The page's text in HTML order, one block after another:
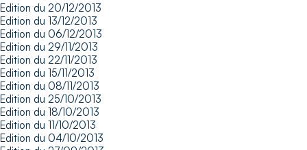
Edition du 20/12/2013
Edition du 13/12/2013
Edition du 06/12/2013
Edition du 29/11/2013
Edition du 22/11/2013
Edition du 15/11/2013
Edition du 08/11/2013
Edition du 25/10/2013
Edition du 18/10/2013
Edition du 11/10/2013
Edition du 04/10/2013